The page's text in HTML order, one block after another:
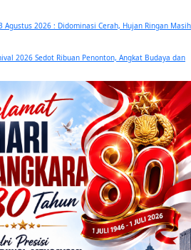
Agustus 2026 : Didominasi Cerah, Hujan Ringan Masih
2026 Sedot Ribuan Penonton, Angkat Budaya dan